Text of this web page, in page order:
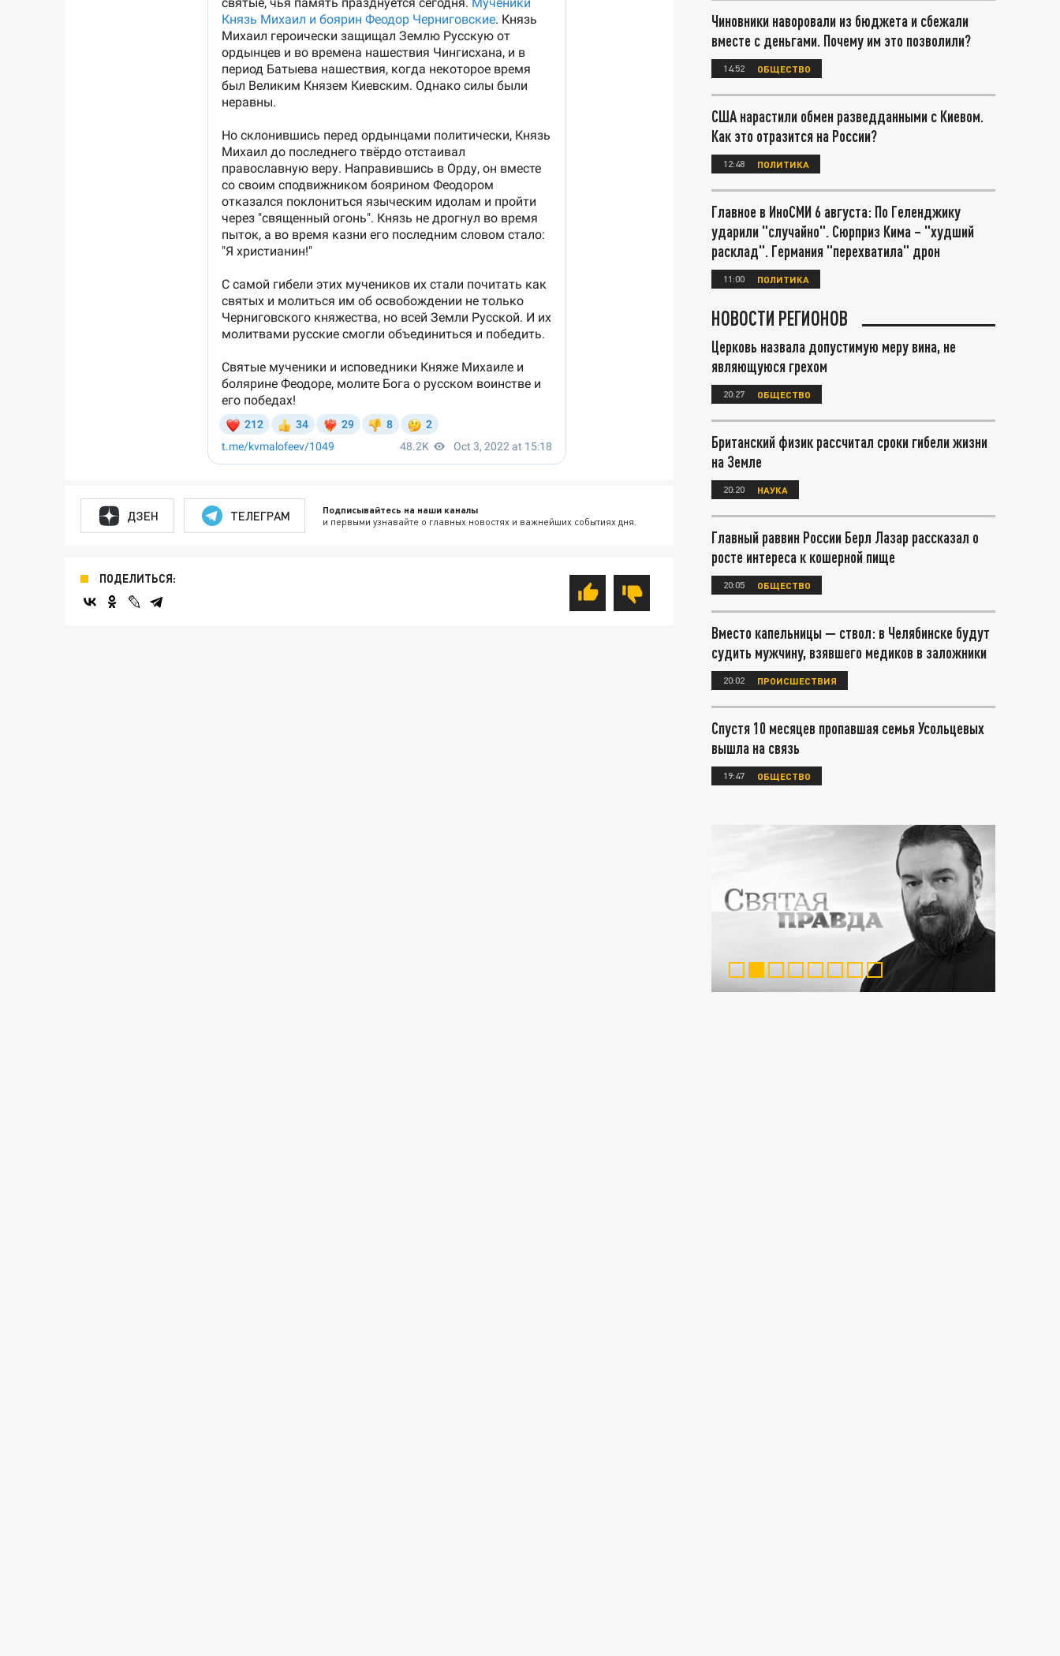
ДЗЕН ТЕЛЕГРАМ Подписывайтесь на наши каналы
и первыми узнавайте о главных новостях и важнейших событиях дня.
ПОДЕЛИТЬСЯ:
Чиновники наворовали из бюджета и сбежали
вместе с деньгами. Почему им это позволили?
14:52 ОБЩЕСТВО
США нарастили обмен разведданными с Киевом.
Как это отразится на России?
12:48 ПОЛИТИКА
Главное в ИноСМИ 6 августа: По Геленджику
ударили "случайно". Сюрприз Кима – "худший
расклад". Германия "перехватила" дрон
11:00 ПОЛИТИКА
НОВОСТИ РЕГИОНОВ
Церковь назвала допустимую меру вина, не
являющуюся грехом
20:27 ОБЩЕСТВО
Британский физик рассчитал сроки гибели жизни
на Земле
20:20 НАУКА
Главный раввин России Берл Лазар рассказал о
росте интереса к кошерной пище
20:05 ОБЩЕСТВО
Вместо капельницы — ствол: в Челябинске будут
судить мужчину, взявшего медиков в заложники
20:02 ПРОИСШЕСТВИЯ
Спустя 10 месяцев пропавшая семья Усольцевых
вышла на связь
19:47 ОБЩЕСТВО